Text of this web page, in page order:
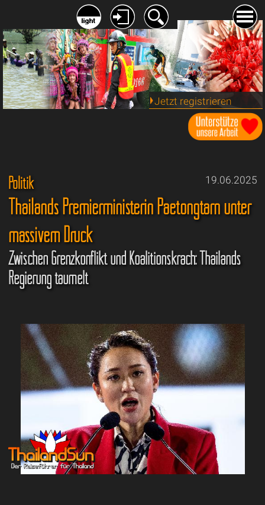
Jetzt registrieren
19.06.2025
Politik
Thailands Premierministerin Paetongtarn unter
massivem Druck
Zwischen Grenzkonflikt und Koalitionskrach: Thailands
Regierung taumelt